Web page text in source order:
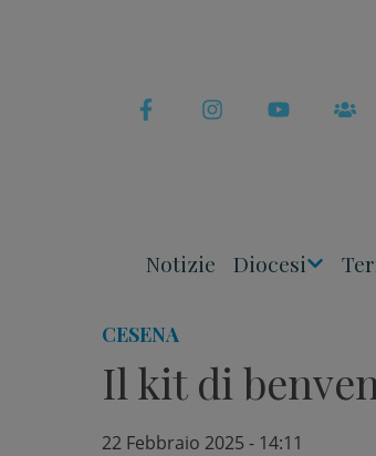
Notizie Diocesi
CESENA
Il kit di
22 Febbraio 2025 - 14:11